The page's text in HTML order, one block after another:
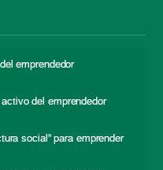
emprendedor
del emprendedor
social” para emprender